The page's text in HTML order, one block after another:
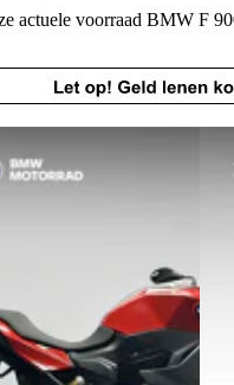
actuele voorraad BMW F